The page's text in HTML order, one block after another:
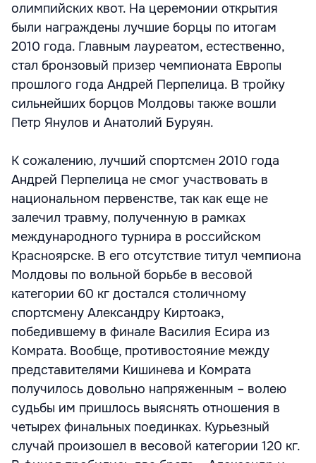
олимпийских квот. На церемонии открытия
были награждены лучшие борцы по итогам
2010 года. Главным лауреатом, естественно,
стал бронзовый призер чемпионата Европы
прошлого года Андрей Перпелица. В тройку
сильнейших борцов Молдовы также вошли
Петр Янулов и Анатолий Буруян.
К сожалению, лучший спортсмен 2010 года
Андрей Перпелица не смог участвовать в
национальном первенстве, так как еще не
залечил травму, полученную в рамках
международного турнира в российском
Красноярске. В его отсутствие титул чемпиона
Молдовы по вольной борьбе в весовой
категории 60 кг достался столичному
спортсмену Александру Киртоакэ,
победившему в финале Василия Есира из
Комрата. Вообще, противостояние между
представителями Кишинева и Комрата
получилось довольно напряженным – волею
судьбы им пришлось выяснять отношения в
четырех финальных поединках. Курьезный
случай произошел в весовой категории 120 кг.